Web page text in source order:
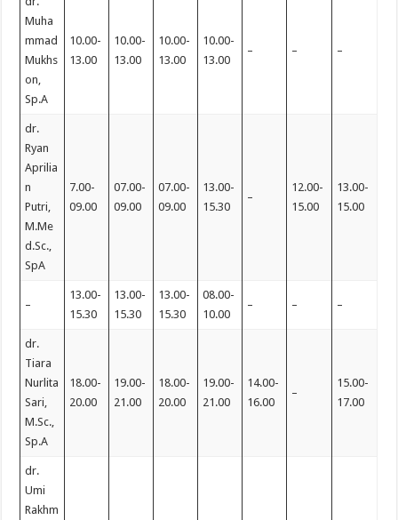
Muha
mmad
Mukhs
on,
Sp.A
10.00-
13.00
10.00-
13.00
10.00-
13.00
10.00-
13.00
– – –
dr.
Ryan
Aprilia
n
Putri,
M.Me
d.Sc.,
SpA
7.00-
09.00
07.00-
09.00
07.00-
09.00
13.00-
15.30
–
12.00-
15.00
13.00-
15.00
–
13.00-
15.30
13.00-
15.30
13.00-
15.30
08.00-
10.00
– – –
dr.
Tiara
Nurlita
Sari,
M.Sc.,
Sp.A
18.00-
20.00
19.00-
21.00
18.00-
20.00
19.00-
21.00
14.00-
16.00
–
15.00-
17.00
dr.
Umi
Rakhm